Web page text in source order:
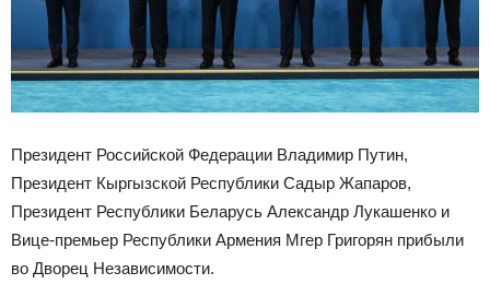
Президент Российской Федерации Владимир Путин,
Президент Кыргызской Республики Садыр Жапаров,
Президент Республики Беларусь Александр Лукашенко и
Вице-премьер Республики Армения Мгер Григорян прибыли
во Дворец Независимости.